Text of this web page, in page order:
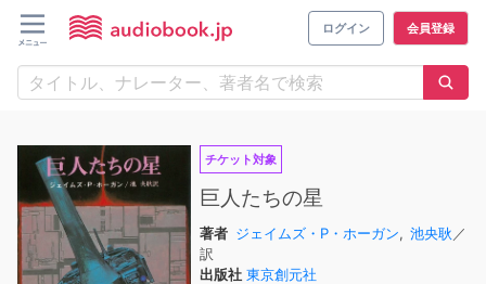
ログイン 会員登録
チケット対象
巨人たちの星
著者 ジェイムズ・P・ホーガン, 池央耿 ／
訳
出版社 東京創元社